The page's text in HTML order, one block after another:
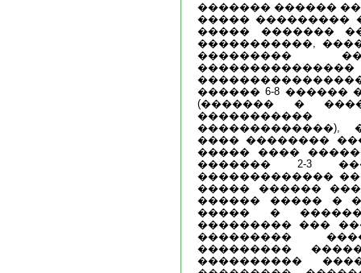
������� ������
����� ���������
����� �������
�����������,
���������
������ 6-8 ������
(������� �
�������������),
���� ��������
����� ����
������� 2-3
�������������
����� ������
������ ����� �
����� �
��������� ���
���������
���������
����������